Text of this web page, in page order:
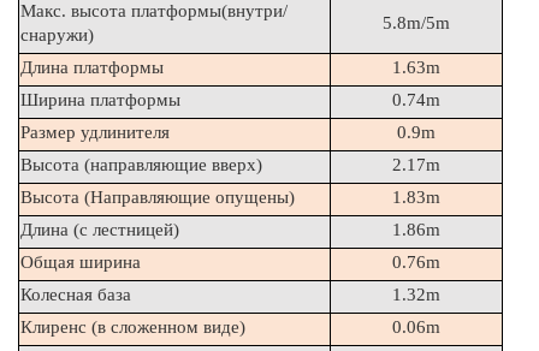
Макс. высота платформы(внутри/
снаружи)
5.8m/5m
Длина платформы
1.63m
Ширина платформы
0.74m
Размер удлинителя
0.9m
Высота (направляющие вверх)
2.17m
Высота (Направляющие опущены)
1.83m
Длина (с лестницей)
1.86m
Общая ширина
0.76m
Колесная база
1.32m
Клиренс (в сложенном виде)
0.06m